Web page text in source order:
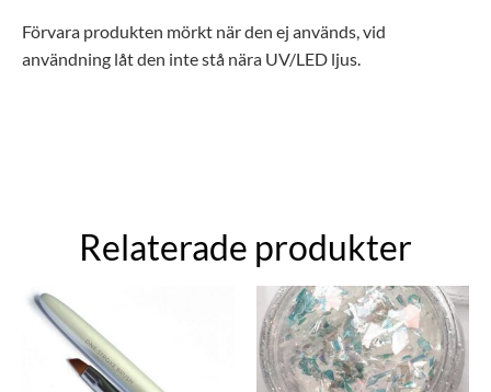
Förvara produkten mörkt när den ej används, vid
användning låt den inte stå nära UV/LED ljus.
Relaterade produkter